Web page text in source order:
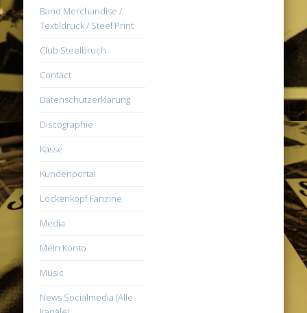
Band Merchandise /
Textildruck / Steel Print
Club Steelbruch
Contact
Datenschutzerklärung
Discographie
Kasse
Kundenportal
Lockenkopf Fanzine
Media
Mein Konto
Music
News Socialmedia (Alle